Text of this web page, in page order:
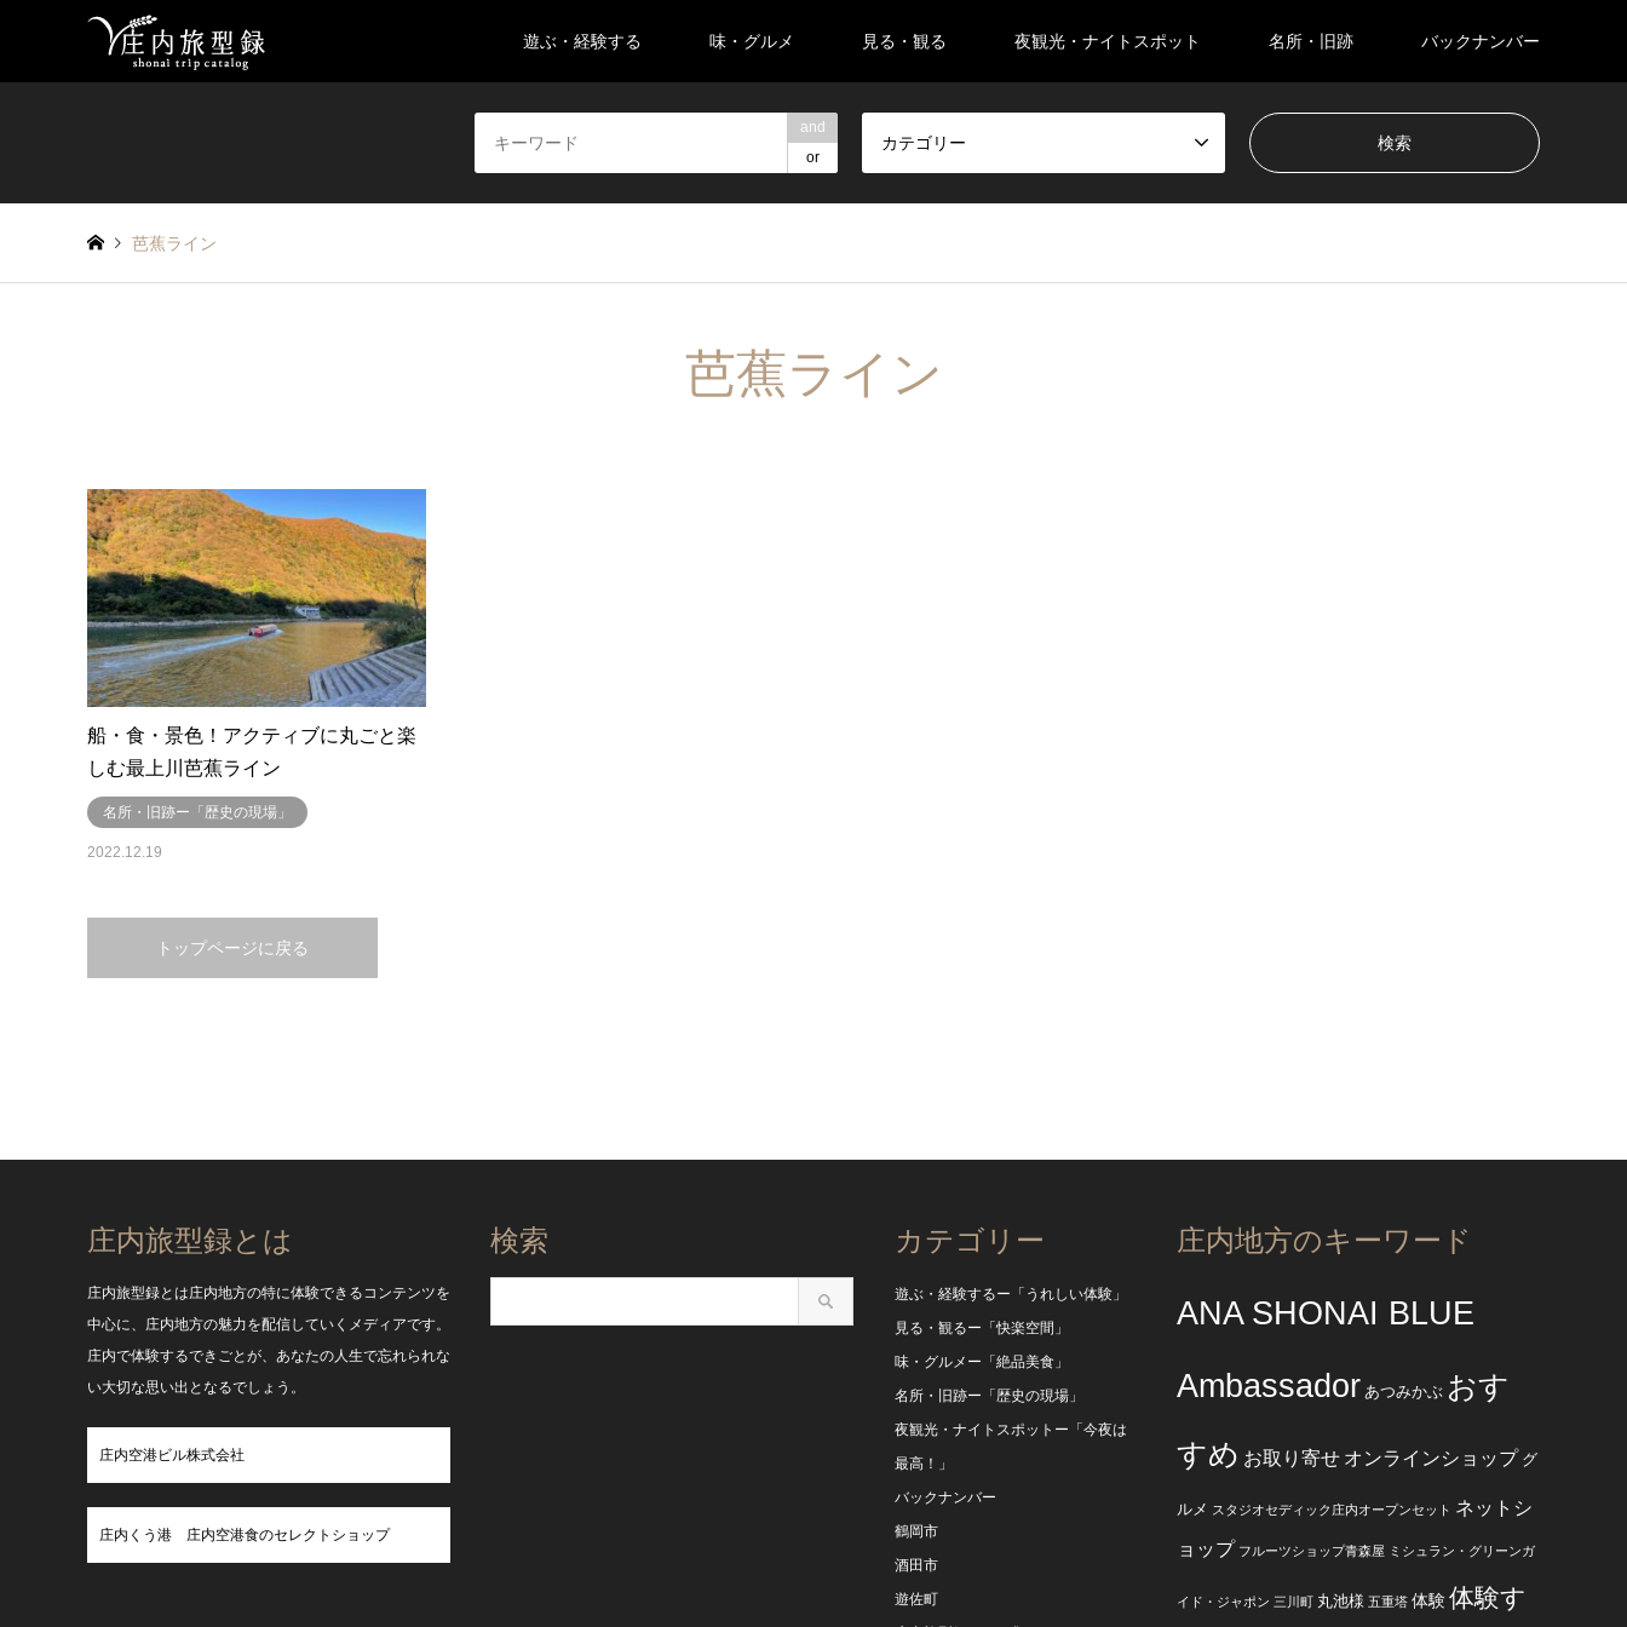
遊ぶ・経験する 味・グルメ 見る・観る 夜観光・ナイトスポット 名所・旧跡 バックナンバー
and
or
カテゴリー
芭蕉ライン
芭蕉ライン
船・食・景色！アクティブに丸ごと楽
しむ最上川芭蕉ライン
名所・旧跡ー「歴史の現場」
2022.12.19
トップページに戻る
庄内旅型録とは
庄内旅型録とは庄内地方の特に体験できるコンテンツを
中心に、庄内地方の魅力を配信していくメディアです。
庄内で体験するできごとが、あなたの人生で忘れられな
い大切な思い出となるでしょう。
庄内空港ビル株式会社
庄内くう港 庄内空港食のセレクトショップ
検索 カテゴリー
遊ぶ・経験するー「うれしい体験」
見る・観るー「快楽空間」
味・グルメー「絶品美食」
名所・旧跡ー「歴史の現場」
夜観光・ナイトスポットー「今夜は
最高！」
バックナンバー
鶴岡市
酒田市
遊佐町
庄内地方のキーワード
ANA SHONAI BLUE
Ambassador あつみかぶ おす
すめ お取り寄せ オンラインショップ グ
ルメ スタジオセディック庄内オープンセット ネットシ
ョップ フルーツショップ青森屋 ミシュラン・グリーンガ
イド・ジャポン 三川町 丸池様 五重塔 体験体験す